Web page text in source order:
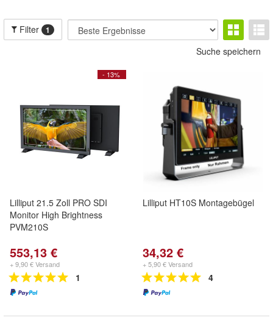
Filter 1
Suche speichern
- 13%
Lilliput 21.5 Zoll PRO SDI
Monitor High Brightness
PVM210S
553,13 €
+ 9,90 € Versand
1
Lilliput HT10S Montagebügel
34,32 €
+ 5,90 € Versand
4